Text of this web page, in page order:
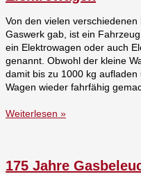
Von den vielen
Gaswerk gab, ist ein
ein Elektrowagen oder auch
genannt. Obwohl der kleine
damit bis zu 1000 kg
Wagen wieder fahrfähig
Weiterlesen »
175 Jahre